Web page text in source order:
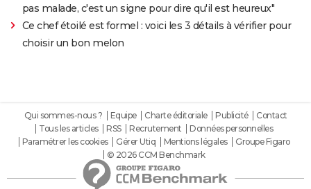
pas malade, c'est un signe pour dire qu'il est heureux"
Ce chef étoilé est formel : voici les 3 détails à vérifier pour
choisir un bon melon
Qui sommes-nous ? Equipe Charte éditoriale Publicité
Contact
Tous les articles
RSS Recrutement
Données personnelles
Paramétrer les cookies
Gérer Utiq Mentions légales
Groupe Figaro
© 2026 CCM Benchmark